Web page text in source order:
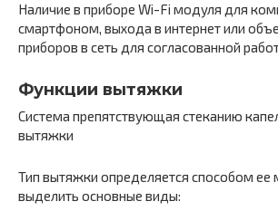
Наличие в приборе Wi-Fi модуля для
смартфоном, выхода в интернет или
приборов в сеть для согласованной
Функции вытяжки
Система препятствующая стеканию
вытяжки
Тип вытяжки определяется способом
выделить основные виды: